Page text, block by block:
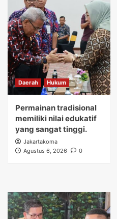
Daerah Hukum
Permainan tradisional
memiliki nilai edukatif
yang sangat tinggi.
Jakartakoma
Agustus 6, 2026
0